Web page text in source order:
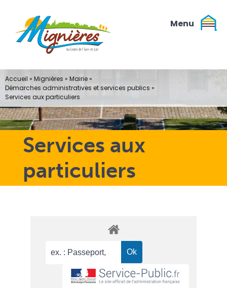
contenu
Services aux
particuliers
Accueil » Mignières » Mairie»
Démarches administratives et services publics »
Services aux particuliers